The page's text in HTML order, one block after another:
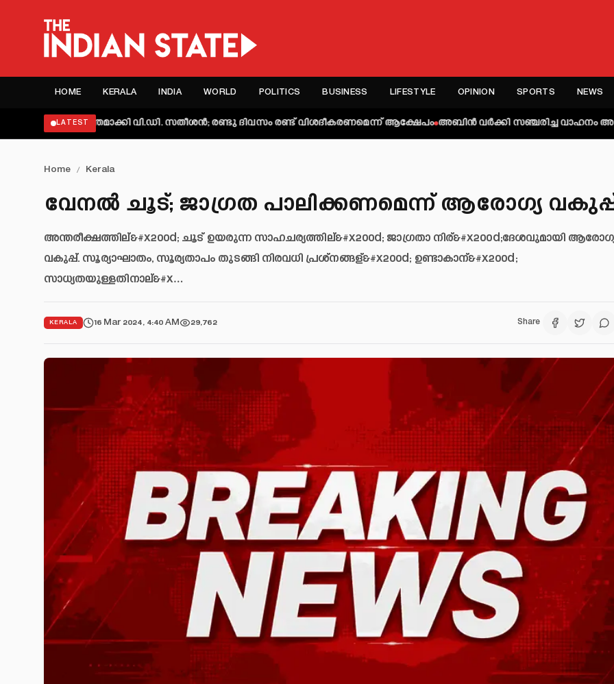
HOME KERALA INDIA WORLD POLITICS BUSINESS LIFESTYLE OPINION SPORTS NEWS
LATEST
വി.ഡി. സതീശൻ; രണ്ടു ദിവസം രണ്ട് വിശദീകരണമെന്ന് ആക്ഷേപം അബിന്‍ വര്‍ക്കി സഞ്ചരിച്ച വാഹനം
Home / Kerala
വേനല്‍ ചൂട്; ജാഗ്രത പാലിക്കണമെന്ന് ആരോഗ്യ
അന്തരീക്ഷത്തില്&#x200d; ചൂട് ഉയരുന്ന സാഹചര്യത്തില്&#x200d; ജാഗ്രതാ നിര്&#x200d;ദേശവുമായി
വകുപ്പ്. സൂര്യാഘാതം, സൂര്യതാപം തുടങ്ങി നിരവധി പ്രശ്നങ്ങള്&#x200d; ഉണ്ടാകാന്&#x200d;
സാധ്യതയുള്ളതിനാല്&#x…
KERALA 16 Mar 2024, 4:40 AM 29,762 Share